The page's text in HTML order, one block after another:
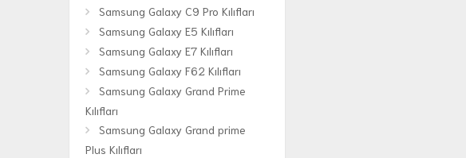
Samsung Galaxy C9 Pro Kılıfları
Samsung Galaxy E5 Kılıfları
Samsung Galaxy E7 Kılıfları
Samsung Galaxy F62 Kılıfları
Samsung Galaxy Grand Prime
Kılıfları
Samsung Galaxy Grand prime
Plus Kılıfları